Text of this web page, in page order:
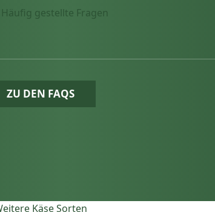
Häufig gestellte Fragen
ZU DEN FAQS
Käse Sorten